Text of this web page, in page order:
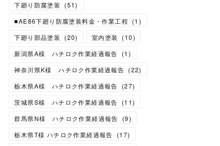
下廻り防腐塗装
(51)
■AE86下廻り防腐塗装料金・作業工程
(1 )
下廻り部品塗装
(20) 室内塗装 (10)
新潟県A様 ハチロク作業経過報告
(1 )
神奈川県K様 ハチロク作業経過報告 (22)
栃木県A様 ハチロク作業経過報告
(27)
茨城県S様 ハチロク作業経過報告
(11)
群馬県N様 ハチロク作業経過報告
(9)
栃木県T様 ハチロク作業経過報告
(17)